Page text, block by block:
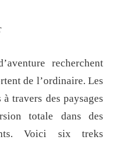
recherchent
de l’ordinaire. Les
travers des paysages
totale dans des
Voici six treks